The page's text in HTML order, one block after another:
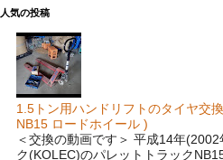
人気の投稿
1.5トン用ハンドリフトのタイヤ交
NB15 ロードホイール )
＜交換の動画です＞ 平成14年
ク(KOLEC)のパレットトラック